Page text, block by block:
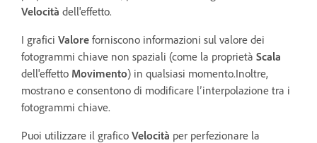
Velocità dell'effetto.
I grafici Valore forniscono informazioni sul valore dei
fotogrammi chiave non spaziali (come la proprietà Scala
dell'effetto Movimento) in qualsiasi momento.Inoltre,
mostrano e consentono di modificare l’interpolazione tra i
fotogrammi chiave.
Puoi utilizzare il grafico Velocità per perfezionare la